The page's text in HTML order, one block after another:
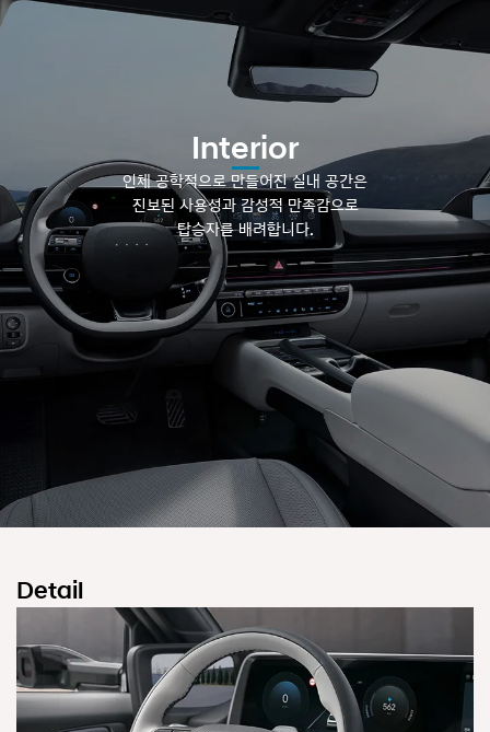
Interior
인체 공학적으로 만들어진 실내 공간은
진보된 사용성과 감성적 만족감으로
탑승자를 배려합니다.
Detail